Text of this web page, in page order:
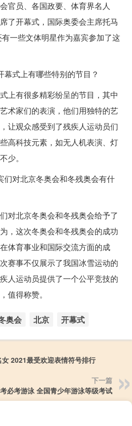
官员、各国政要、体育界名人
了开幕式，国际奥委会主席托马
一些文体明星作为嘉宾参加了这
式上有哪些特别的节目？
上有很多精彩纷呈的节目，其中
术家们的表演，他们用独特的艺
让观众感受到了残疾人运动员们
高科技元素，如无人机表演、灯
少。
们对北京冬奥会和冬残奥会有什
对北京冬奥会和冬残奥会给予了
，这次冬奥会和冬残奥会的成功
体育事业和国际交流方面的成
赛事不仅展示了我国冰雪运动的
人运动员提供了一个公平竞技的
值得称赞。
奥会 北京 开幕式
2021最受欢迎表情符号排行
下一篇
必考游泳 全国青少年游泳等级考试